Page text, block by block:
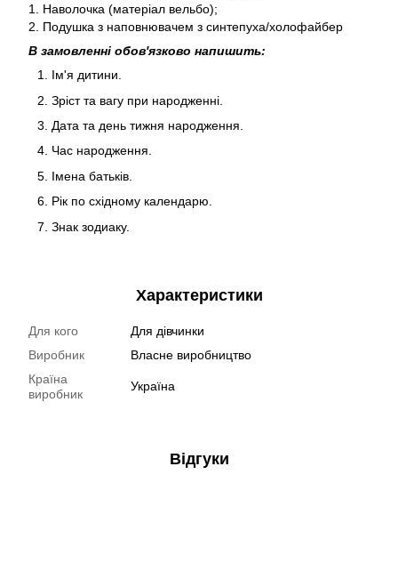
1. Наволочка (матеріал вельбо);
2. Подушка з наповнювачем з синтепуха/холофайбер
В замовленні обов'язково напишить:
Ім'я дитини.
Зріст та вагу при народженні.
Дата та день тижня народження.
Час народження.
Імена батьків.
Рік по східному календарю.
Знак зодиаку.
Характеристики
Для кого
Для дівчинки
Виробник
Власне виробництво
Країна
виробник
Україна
Відгуки